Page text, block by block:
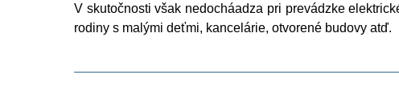
V skutočnosti však nedocháadza pri prevádzke
rodiny s malými deťmi, kancelárie, otvorené budovy atď.